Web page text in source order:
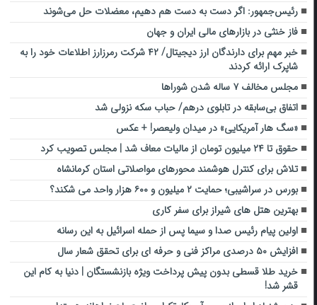
رئیس‌جمهور: اگر دست به دست هم دهیم، معضلات حل می‌شوند
فاز خنثی در بازارهای مالی ایران و جهان
خبر مهم برای دارندگان ارز دیجیتال/ ۴۲ شرکت‌ رمرزارز اطلاعات خود را به
شاپرک ارائه کردند
مجلس مخالف ۷ ساله شدن شوراها
اتفاق بی‌سابقه در تابلوی درهم/ حباب سکه نزولی شد
«سگ هار آمریکایی» در میدان ولیعصر! + عکس
حقوق تا ۲۴ میلیون تومان از مالیات معاف شد | مجلس تصویب کرد
تلاش برای کنترل هوشمند محورهای مواصلاتی استان کرمانشاه
بورس در سراشیبی؛ حمایت ۲ میلیون و ۶۰۰ هزار واحد می شکند؟
بهترین هتل های شیراز برای سفر کاری
اولین پیام رئیس صدا و سیما پس از حمله اسرائیل به این رسانه
افزایش ۵۰ درصدی مراکز فنی و حرفه ای برای تحقق شعار سال
خرید طلا قسطی بدون پیش پرداخت ویژه بازنشستگان | دنیا به کام این
قشر شد!